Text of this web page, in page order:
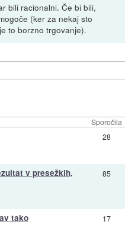
bili racionalni. Če bi bili,
(ker za nekaj sto
to borzno trgovanje).
Sporočila
28
v presežkih, 85
tako 17